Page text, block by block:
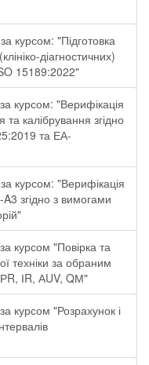
курсом: "Підготовка
діагностичних)
15189:2022"
курсом: "Верифікація
калібрування згідно
та ЕА-
курсом: "Верифікація
згідно з вимогами
курсом "Повірка та
техніки за обраним
ІR, АUV, QМ"
курсом "Розрахунок і